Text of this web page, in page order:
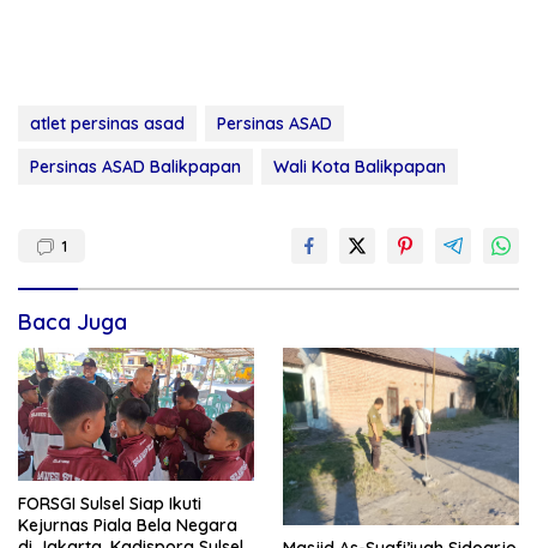
atlet persinas asad
Persinas ASAD
Persinas ASAD Balikpapan
Wali Kota Balikpapan
1
Baca Juga
FORSGI Sulsel Siap Ikuti
Kejurnas Piala Bela Negara